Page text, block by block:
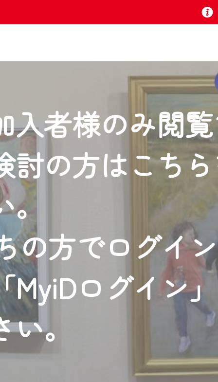
入者様のみ閲
討の方はこち
の方でログイ
MyiDログイン
。
お知らせ
は2024年9月24日からリニューアルします！
地域の動画コンテンツが一目瞭然。
いつでも・どこでも・外出先でも！
情報番組をご視聴いただけます！
のサービス向上のため、
には、一部コンテンツを除き、
マイページ※』へのログインが必要となります。
願いいたします。
が必要となります。
の各種サービスをご利用頂くためのIDです。
レスで設定できます。
アドレスでも作成可能です）
新規登録はこちら
続きご視聴いただけます。